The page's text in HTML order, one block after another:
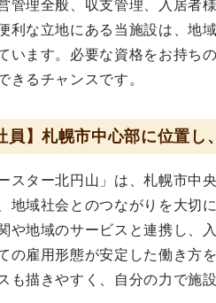
管理全般、収支管理、入居者
利な立地にある当施設は、地
います。必要な資格をお持ち
きるチャンスです。
員】札幌市中心部に位置
ースター北円山」は、札幌市中
地域社会とのつながりを大切
や地域のサービスと連携し、
の雇用形態が安定した働き方
も描きやすく、自分の力で施